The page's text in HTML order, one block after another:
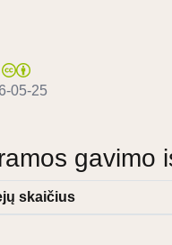
05-25
gavimo
skaičius